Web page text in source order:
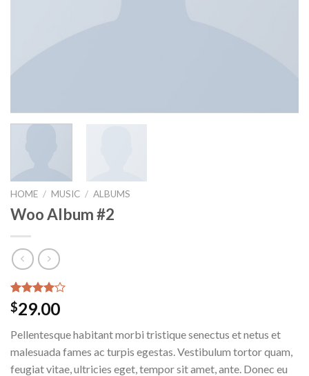
HOME / MUSIC / ALBUMS
Woo Album #2
Rated
4.00 out
based on
1
customer
rating
$29.00
Pellentesque habitant morbi tristique senectus et netus et
malesuada fames ac turpis egestas. Vestibulum tortor quam,
feugiat vitae, ultricies eget, tempor sit amet, ante. Donec eu